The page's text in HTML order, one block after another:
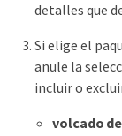
detalles que
Si elige el
anule la
incluir o
volcado